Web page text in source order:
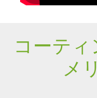
コーテ
メ